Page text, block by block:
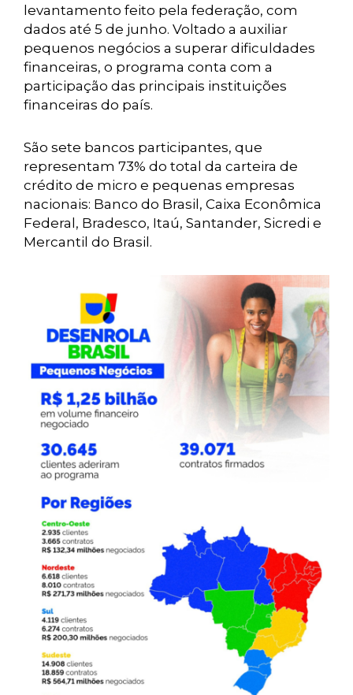
levantamento feito pela federação, com
dados até 5 de junho. Voltado a auxiliar
pequenos negócios a superar dificuldades
financeiras, o programa conta com a
participação das principais instituições
financeiras do país.
São sete bancos participantes, que
representam 73% do total da carteira de
crédito de micro e pequenas empresas
nacionais: Banco do Brasil, Caixa Econômica
Federal, Bradesco, Itaú, Santander, Sicredi e
Mercantil do Brasil.